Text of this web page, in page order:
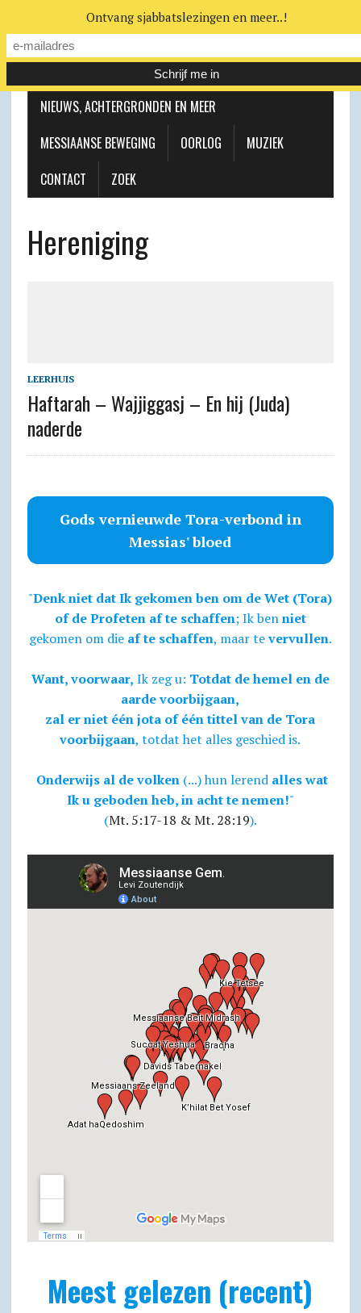
MESSIAANSE GEMEENTE
NIEUWS, ACHTERGRONDEN EN MEER
MESSIAANSE BEWEGING
OORLOG
MUZIEK
CONTACT
ZOEK
Hereniging
LEERHUIS
Haftarah – Wajjiggasj – En hij (Juda)
naderde
Gods vernieuwde Tora-verbond in
Messias' bloed
"Denk niet dat Ik gekomen ben om de Wet (Tora)
of de Profeten af te schaffen; Ik benniet
gekomen om die af te schaffen, maar tevervullen.
Want, voorwaar, Ik zeg u: Totdat de hemel en de
aarde voorbijgaan,
zal er niet één jota of één tittel van de Tora
voorbijgaan, totdat het alles geschied is.
Onderwijs al de volken(...) hun lerend alles wat
Ik u geboden heb, in acht te nemen!"
(Mt. 5:17-18 & Mt. 28:19).
Meest gelezen (recent)
Ontvang sjabbatslezingen en meer..!